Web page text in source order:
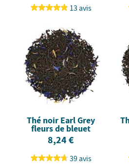
13 avis
Thé noir Earl Grey
fleurs de bleuet
8,24 €
39 avis